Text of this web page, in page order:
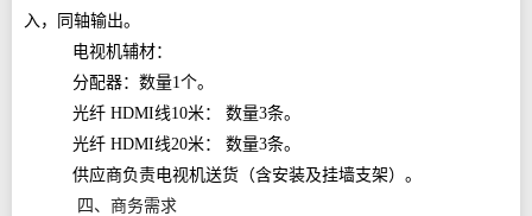
入，同轴输出。
电视机辅材：
分配器：数量1个。
光纤 HDMI线10米： 数量3条。
光纤 HDMI线20米： 数量3条。
供应商负责电视机送货（含安装及挂墙支架）。
四、商务需求